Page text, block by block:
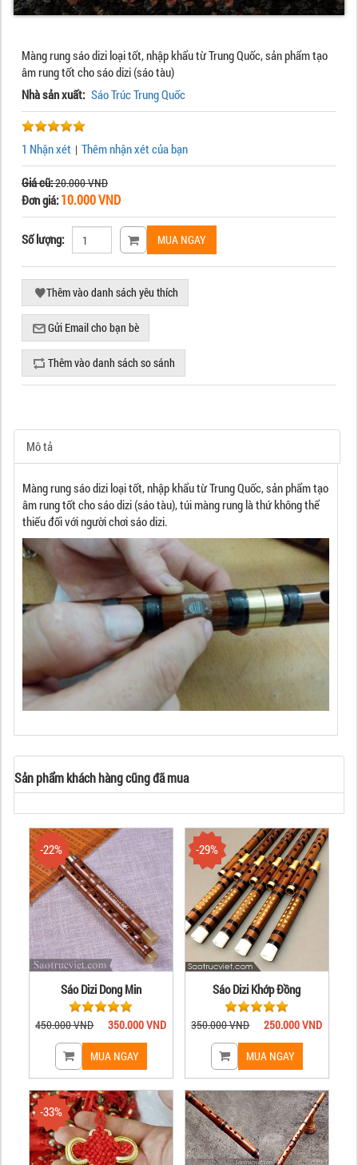
Màng rung sáo dizi loại tốt, nhập khẩu từ Trung Quốc, sản phẩm tạo
âm rung tốt cho sáo dizi (sáo tàu)
Nhà sản xuất: Sáo Trúc Trung Quốc
1 Nhận xét | Thêm nhận xét của bạn
Giá cũ:20.000 VND
Đơn giá: 10.000 VND
Số lượng:
Mô tả
Màng rung sáo dizi loại tốt, nhập khẩu từ Trung Quốc, sản phẩm tạo
âm rung tốt cho sáo dizi (sáo tàu), túi màng rung là thứ không thể
thiếu đối với người chơi sáo dizi.
Sản phẩm khách hàng cũng đã mua
Sáo Dizi Dong Min
-22%
450.000 VND 350.000 VND
Sáo Dizi Khớp Đồng
-29%
350.000 VND 250.000 VND
-33%